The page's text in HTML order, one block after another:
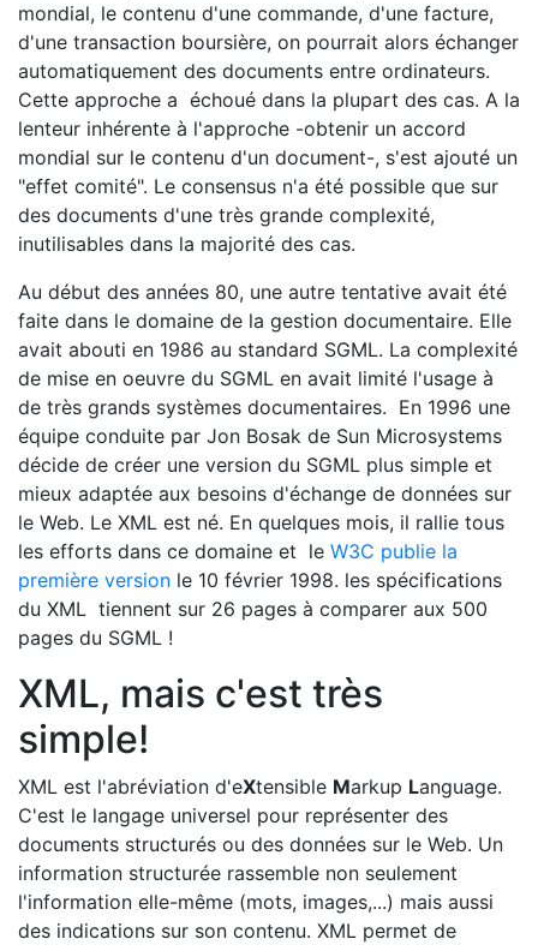
mondial, le contenu d'une commande, d'une facture,
d'une transaction boursière, on pourrait alors échanger
automatiquement des documents entre ordinateurs.
Cette approche a échoué dans la plupart des cas. A la
lenteur inhérente à l'approche -obtenir un accord
mondial sur le contenu d'un document-, s'est ajouté un
"effet comité". Le consensus n'a été possible que sur
des documents d'une très grande complexité,
inutilisables dans la majorité des cas.
Au début des années 80, une autre tentative avait été
faite dans le domaine de la gestion documentaire. Elle
avait abouti en 1986 au standard SGML. La complexité
de mise en oeuvre du SGML en avait limité l'usage à
de très grands systèmes documentaires. En 1996 une
équipe conduite par Jon Bosak de Sun Microsystems
décide de créer une version du SGML plus simple et
mieux adaptée aux besoins d'échange de données sur
le Web. Le XML est né. En quelques mois, il rallie tous
les efforts dans ce domaine et le W3C publie la
première version le 10 février 1998. les spécifications
du XML tiennent sur 26 pages à comparer aux 500
pages du SGML !
XML, mais c'est très
simple!
XML est l'abréviation d'eXtensible Markup Language.
C'est le langage universel pour représenter des
documents structurés ou des données sur le Web. Un
information structurée rassemble non seulement
l'information elle-même (mots, images,...) mais aussi
des indications sur son contenu. XML permet de